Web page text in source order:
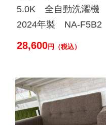
5.0K 全自動洗濯機
2024年製 NA-F5B2
28,600円（税込）